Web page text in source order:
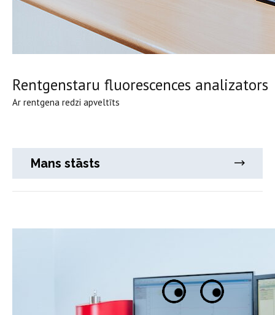
Rentgenstaru fluorescences analizators
Ar rentgena redzi apveltīts
Mans stāsts